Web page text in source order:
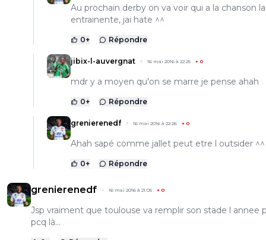
Au prochain derby on va voir qui a la chanson
entrainente, jai hate ^^
0+ Répondre
jibix-l-auvergnat 16 mai 2016 à 22:25 + 0
mdr y a moyen qu'on se marre je pense ahah
0+ Répondre
grenierenedf 16 mai 2016 à 22:26 + 0
Ahah sapé comme jallet peut etre l outsider ^^
0+ Répondre
grenierenedf 16 mai 2016 à 21:05 + 0
Jsp vraiment que toulouse va remplir son stade l annee
pcq là...